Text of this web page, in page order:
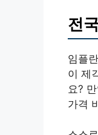
전
임플
이 제
요?
가격